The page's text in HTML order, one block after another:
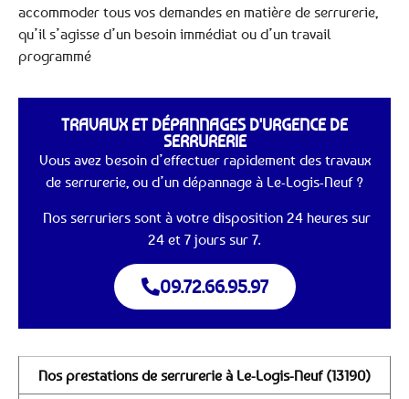
accommoder tous vos demandes en matière de serrurerie,
qu’il s’agisse d’un besoin immédiat ou d’un travail
programmé
TRAVAUX ET DÉPANNAGES D'URGENCE DE
SERRURERIE
Vous avez besoin d’effectuer rapidement des travaux
de serrurerie, ou d’un dépannage à Le-Logis-Neuf ?
Nos serruriers sont à votre disposition 24 heures sur
24 et 7 jours sur 7.
09.72.66.95.97
Nos prestations de serrurerie à Le-Logis-Neuf (13190)